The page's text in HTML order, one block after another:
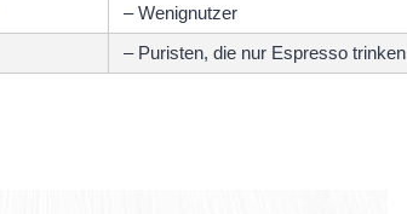
– Wenignutzer
– Puristen, die nur Espresso trinken